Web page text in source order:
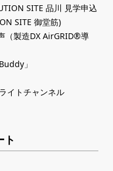
SITE 品川 見学申込
SITE 御堂筋)
（製造DX AirGRID®導
」
イトチャンネル
ト